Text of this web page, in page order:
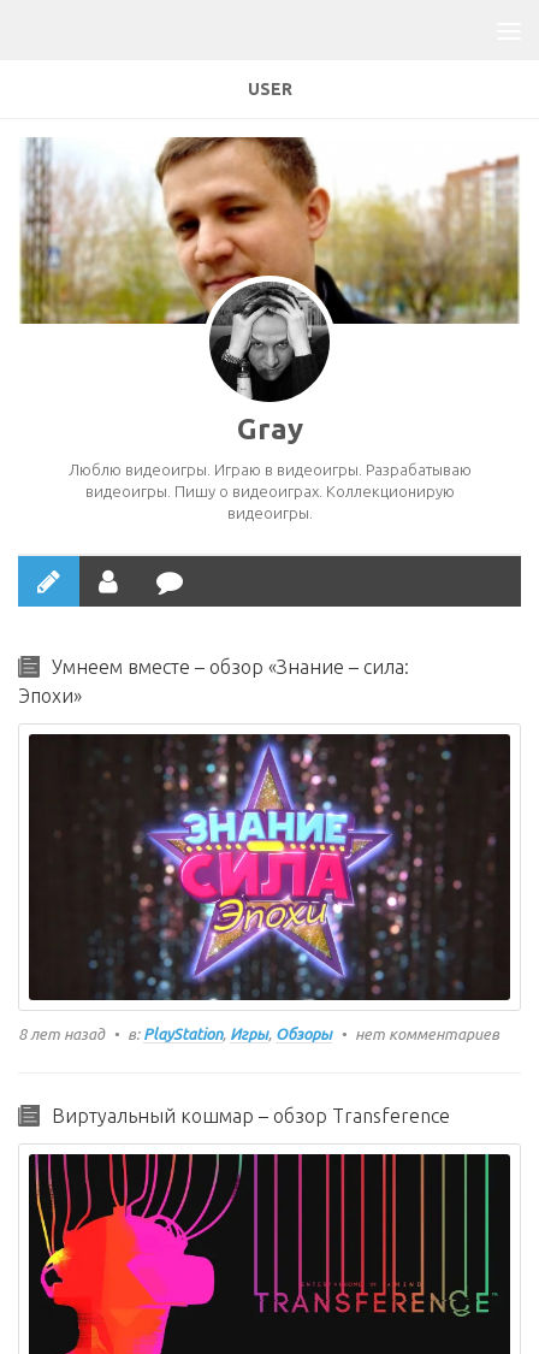
USER
Gray
Люблю видеоигры. Играю в видеоигры. Разрабатываю
видеоигры. Пишу о видеоиграх. Коллекционирую
видеоигры.
Умнеем вместе – обзор «Знание – сила:
Эпохи»
8 лет назад в: PlayStation, Игры, Обзоры нет комментариев
Виртуальный кошмар – обзор Transference